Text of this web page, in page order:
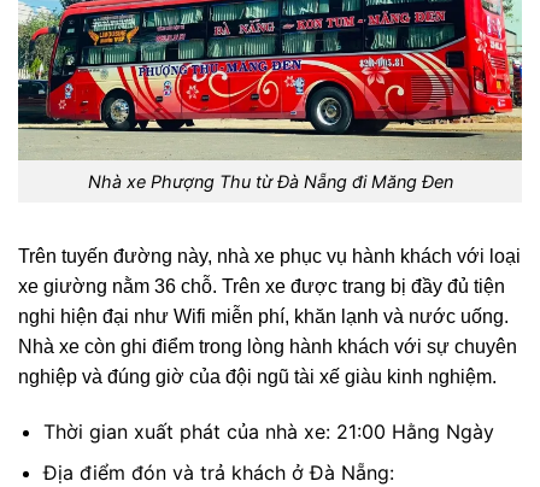
Nhà xe Phượng Thu từ Đà Nẵng đi Măng Đen
Trên tuyến đường này, nhà xe phục vụ hành khách với loại
xe giường nằm 36 chỗ. Trên xe được trang bị đầy đủ tiện
nghi hiện đại như Wifi miễn phí, khăn lạnh và nước uống.
Nhà xe còn ghi điểm trong lòng hành khách với sự chuyên
nghiệp và đúng giờ của đội ngũ tài xế giàu kinh nghiệm.
Thời gian xuất phát của nhà xe: 21:00 Hằng Ngày
Địa điểm đón và trả khách ở Đà Nẵng: